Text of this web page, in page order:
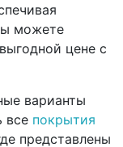
можете
цене с
варианты
все покрытия
представлены